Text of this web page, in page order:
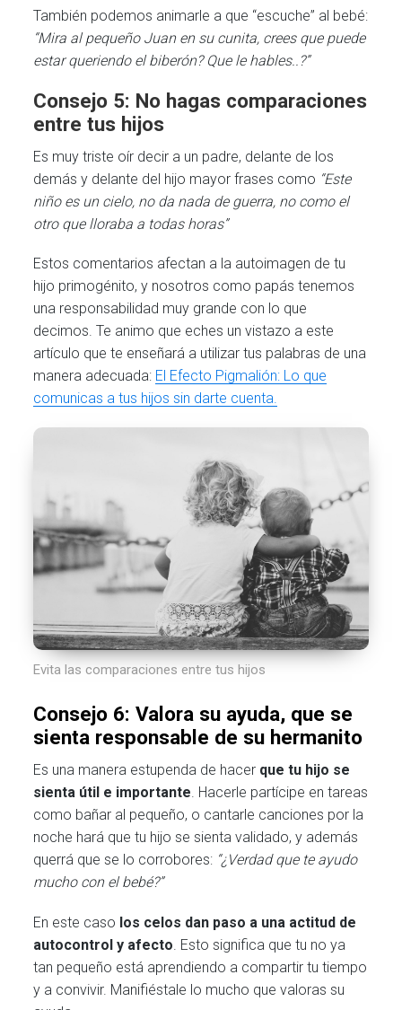
También podemos animarle a que “escuche” al bebé:
“Mira al pequeño Juan en su cunita, crees que puede
estar queriendo el biberón? Que le hables..?”
Consejo 5: No hagas comparaciones
entre tus hijos
Es muy triste oír decir a un padre, delante de los
demás y delante del hijo mayor frases como “Este
niño es un cielo, no da nada de guerra, no como el
otro que lloraba a todas horas”
Estos comentarios afectan a la autoimagen de tu
hijo primogénito, y nosotros como papás tenemos
una responsabilidad muy grande con lo que
decimos. Te animo que eches un vistazo a este
artículo que te enseñará a utilizar tus palabras de una
manera adecuada: El Efecto Pigmalión: Lo que
comunicas a tus hijos sin darte cuenta.
Evita las comparaciones entre tus hijos
Consejo 6: Valora su ayuda, que se
sienta responsable de su hermanito
Es una manera estupenda de hacer que tu hijo se
sienta útil e importante. Hacerle partícipe en tareas
como bañar al pequeño, o cantarle canciones por la
noche hará que tu hijo se sienta validado, y además
querrá que se lo corrobores: “¿Verdad que te ayudo
mucho con el bebé?”
En este caso los celos dan paso a una actitud de
autocontrol y afecto . Esto significa que tu no ya
tan pequeño está aprendiendo a compartir tu tiempo
y a convivir. Manifiéstale lo mucho que valoras su